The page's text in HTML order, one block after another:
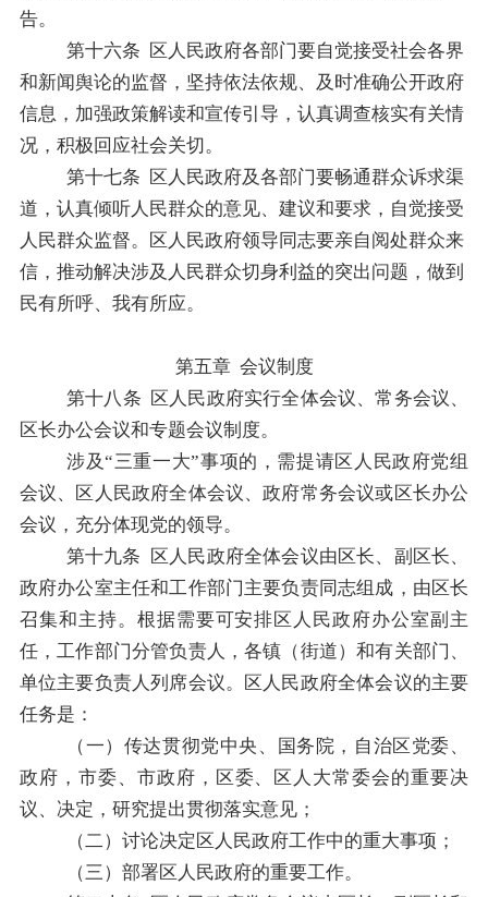
告。
第十六条
区人民政府各部门要自觉接受社会各界
和新闻舆论的监督，坚持依法依规、及时准确公开政府
信息，加强政策解读和宣传引导，认真调查核实有关情
况，积极回应社会关切。
第十七条
区人民政府及各部门要畅通群众诉求渠
道，认真倾听人民群众的意见、建议和要求，自觉接受
人民群众监督。
区人民政府领导同志要亲自阅处群众来
信，推动解决涉及人民群众切身利益的突出问题，做到
民有所呼、我有所应。
第五章 会议制度
第十八条 区人民政府实行全体会议、常务会议、
区长办公会议和专题会议制度。
涉及“三重一大”事项的，需提请区人民政府党组
会议 、区人民政府全体会议 、政府常务会议或 区长办公
会议，充分体现党的领导。
第十九条
区人民政府全体会议由 区长、副 区长、
政府办公室主任和工作部门主要负责同志组成，由 区长
召集和主持。根据需要可安排 区人民政府办公室副主
任，工作部门分管负责人，各镇（街道）和有关部门、
单位主要负责人列席会议。
区人民政府全体会议的主要
任务是 ：
（一） 传达贯彻党中央、国务院，自治区党委、
政府， 市委、市政府 ，区委、区人大常委会的重要决
议、 决定 ，研究提出贯彻落实意见；
（二）讨论决定 区人民政府工作中的重大事项 ；
（三）部署 区人民政府的重要工作。